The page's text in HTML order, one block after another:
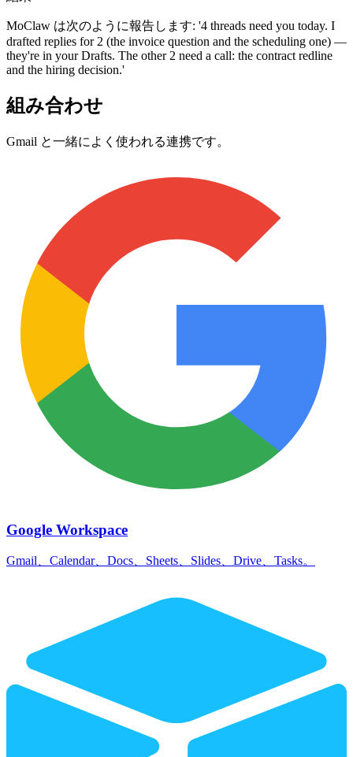
MoClaw は次のように報告します: '4 threads need you today. I
drafted replies for 2 (the invoice question and the scheduling one) —
they're in your Drafts. The other 2 need a call: the contract redline
and the hiring decision.'
組み合わせ
Gmail と一緒によく使われる連携です。
Google Workspace
Gmail、Calendar、Docs、Sheets、Slides、Drive、Tasks。